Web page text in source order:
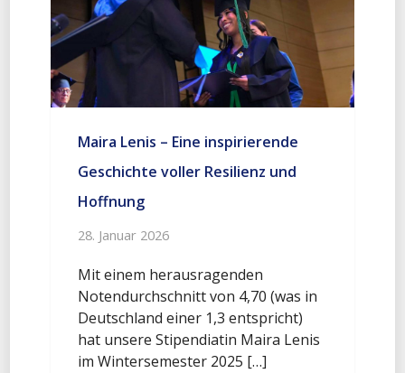
Maira Lenis – Eine inspirierende
Geschichte voller Resilienz und
Hoffnung
28. Januar 2026
Mit einem herausragenden
Notendurchschnitt von 4,70 (was in
Deutschland einer 1,3 entspricht)
hat unsere Stipendiatin Maira Lenis
im Wintersemester 2025 […]